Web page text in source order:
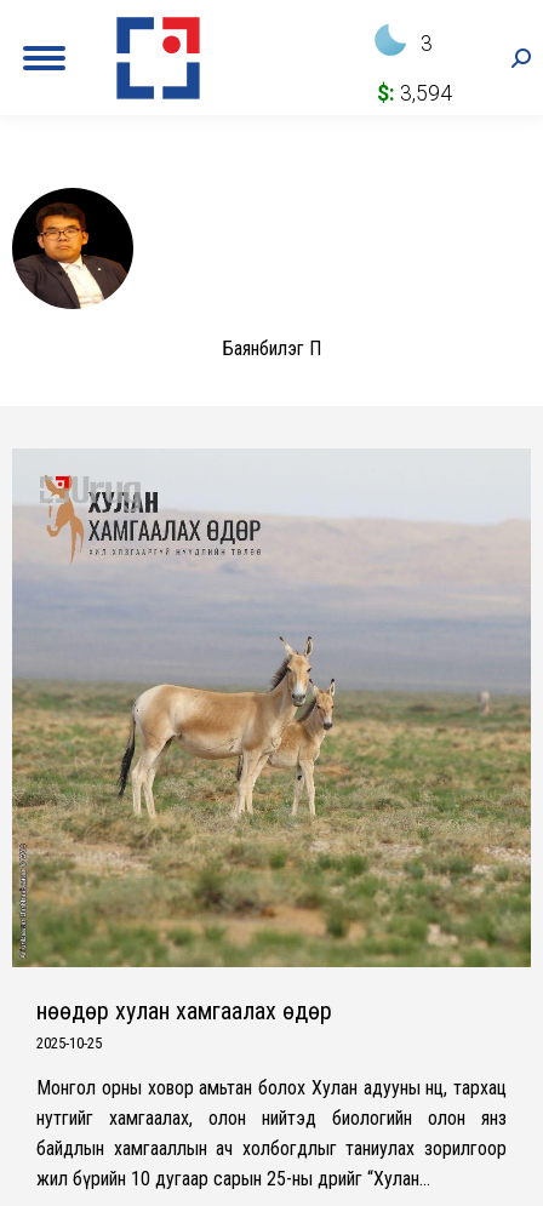
3
$: 3,594
Баянбилэг П
Өнөөдөр хулан хамгаалах өдөр
2025-10-25
Монгол орны ховор амьтан болох Хулан адууны нөөц, тархац
нутгийг хамгаалах, олон нийтэд биологийн олон янз
байдлын хамгааллын ач холбогдлыг таниулах зорилгоор
жил бүрийн 10 дугаар сарын 25-ны өдрийг “Хулан…